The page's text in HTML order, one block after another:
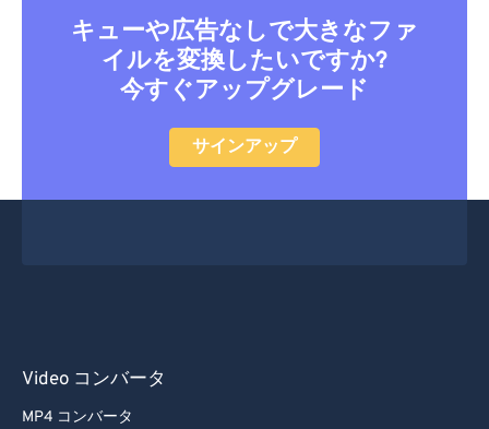
キューや広告なしで大きなファ
イルを変換したいですか?
今すぐアップグレード
サインアップ
Video コンバータ
MP4 コンバータ